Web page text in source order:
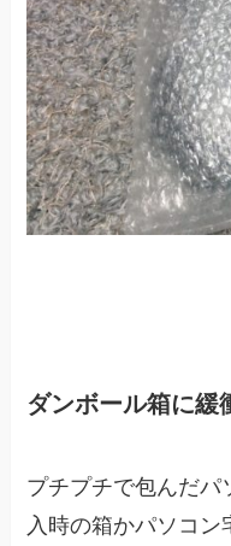
ダンボール箱に緩
プチプチで包んだパ
入時の箱かパソコン